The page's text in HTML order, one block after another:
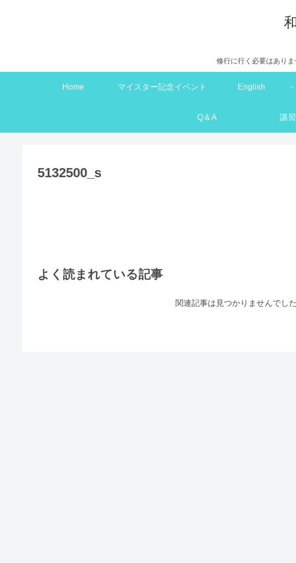
修行に行く必要はあり
Home マイスター記念イベント English
Q＆A 講
5132500_s
よく読まれている記事
関連記事は見つかりませんでした